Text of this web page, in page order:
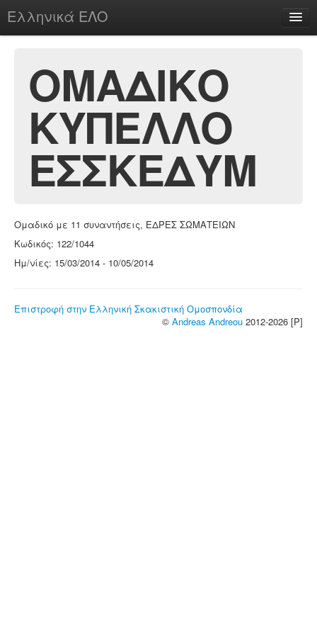
Ελληνικά ΕΛΟ
chesstu.be @ discord
Login
ΟΜΑΔΙΚΟ
ΚΥΠΕΛΛΟ
ΕΣΣΚΕΔΥΜ
Ομαδικό με 11 συναντήσεις, ΕΔΡΕΣ ΣΩΜΑΤΕΙΩΝ
Κωδικός: 122/1044
Ημ/νίες: 15/03/2014 - 10/05/2014
Επιστροφή στην Ελληνική Σκακιστική Ομοσπονδία
© Andreas Andreou 2012-2026 [P]